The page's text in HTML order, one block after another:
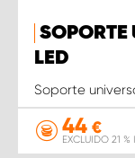
SOPORTE
LED
Soporte
44 €
EXCLUIDO 21 %